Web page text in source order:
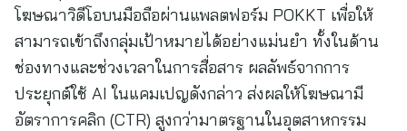
โฆษณาวิดีโอบนมือถือผ่านแพลตฟอร์ม POKKT เพื่อให้
สามารถเข้าถึงกลุ่มเป้าหมายได้อย่างแม่นยำ ทั้งในด้าน
ช่องทางและช่วงเวลาในการสื่อสาร ผลลัพธ์จากการ
ประยุกต์ใช้ AI ในแคมเปญดังกล่าว ส่งผลให้โฆษณามี
อัตราการคลิก (CTR) สูงกว่ามาตรฐานในอุตสาหกรรม